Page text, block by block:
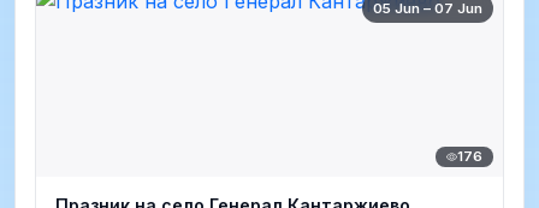
05 Jun – 07 Jun
176